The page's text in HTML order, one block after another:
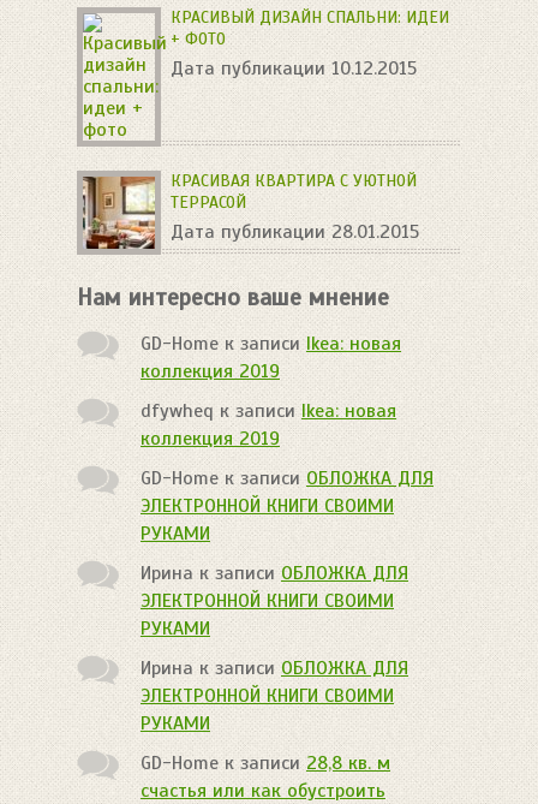
КРАСИВЫЙ ДИЗАЙН СПАЛЬНИ: ИДЕИ
+ ФОТО
Дата публикации 10.12.2015
КРАСИВАЯ КВАРТИРА С УЮТНОЙ
ТЕРРАСОЙ
Дата публикации 28.01.2015
Нам интересно ваше мнение
GD-Homeк записиIkea: новая
коллекция 2019
dfywheq к записи Ikea: новая
коллекция 2019
GD-Homeк записи ОБЛОЖКА ДЛЯ
ЭЛЕКТРОННОЙ КНИГИ СВОИМИ
РУКАМИ
Иринак записиОБЛОЖКА ДЛЯ
ЭЛЕКТРОННОЙ КНИГИ СВОИМИ
РУКАМИ
Иринак записиОБЛОЖКА ДЛЯ
ЭЛЕКТРОННОЙ КНИГИ СВОИМИ
РУКАМИ
GD-Homeк записи28,8 кв. м
счастья или как обустроить